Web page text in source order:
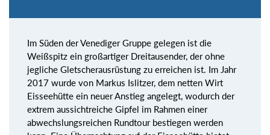
Im Süden der Venediger Gruppe gelegen ist die
Weißspitz ein großartiger Dreitausender, der ohne
jegliche Gletscherausrüstung zu erreichen ist. Im Jahr
2017 wurde von Markus Islitzer, dem netten Wirt
Eisseehütte ein neuer Anstieg angelegt, wodurch der
extrem aussichtreiche Gipfel im Rahmen einer
abwechslungsreichen Rundtour bestiegen werden